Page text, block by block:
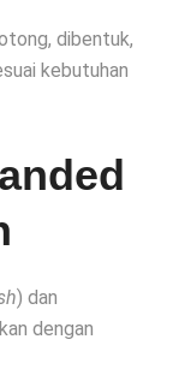
dibentuk,
kebutuhan
) dan
dengan